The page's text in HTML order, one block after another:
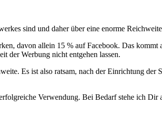
sind und daher über eine enorme
davon allein 15 % auf Facebook. Das
der Werbung nicht entgehen lassen.
Es ist also ratsam, nach der Einrichtung
Verwendung. Bei Bedarf stehe ich Dir